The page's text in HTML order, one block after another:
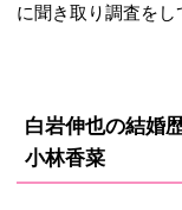
に聞き取り調査をし
白岩伸也の結婚
小林香菜